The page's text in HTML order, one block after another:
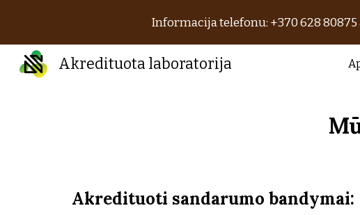
Skip to
Informacija telefonu: +370 628
Akredituota laboratorija
Akredituoti sandarumo bandymai: